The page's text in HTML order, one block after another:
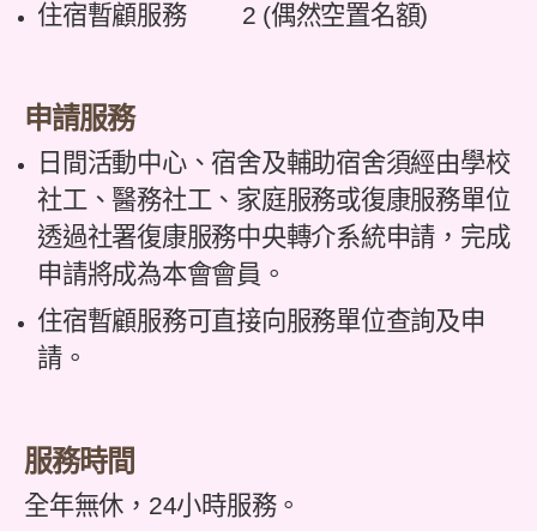
住宿暫顧服務 2 (偶然空置名額)
申請服務
日間活動中心、宿舍及輔助宿舍須經由學校
社工、醫務社工、家庭服務或復康服務單位
透過社署復康服務中央轉介系統申請，完成
申請將成為本會會員。
住宿暫顧服務可直接向服務單位查詢及申
請。
服務時間
全年無休，24小時服務。